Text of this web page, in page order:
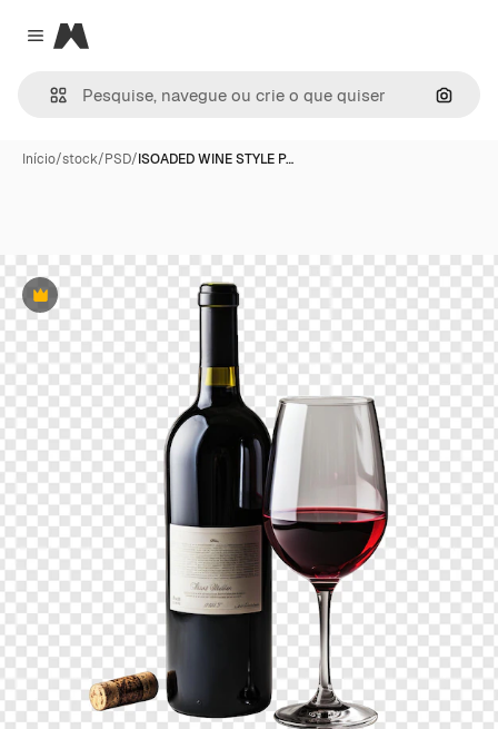
Close menu
Magnific
Início/stock/PSD/ISOADED WINE STYLE P…
Premium